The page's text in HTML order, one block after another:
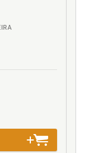
nos
66
a Federação
bases da
constitucional